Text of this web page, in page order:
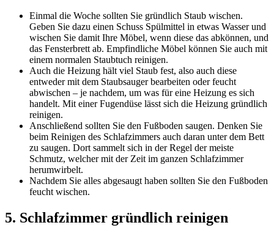
Einmal die Woche sollten Sie gründlich Staub wischen.
Geben Sie dazu einen Schuss Spülmittel in etwas Wasser und
wischen Sie damit Ihre Möbel, wenn diese das abkönnen, und
das Fensterbrett ab. Empfindliche Möbel können Sie auch mit
einem normalen Staubtuch reinigen.
Auch die Heizung hält viel Staub fest, also auch diese
entweder mit dem Staubsauger bearbeiten oder feucht
abwischen – je nachdem, um was für eine Heizung es sich
handelt. Mit einer Fugendüse lässt sich die Heizung gründlich
reinigen.
Anschließend sollten Sie den Fußboden saugen. Denken Sie
beim Reinigen des Schlafzimmers auch daran unter dem Bett
zu saugen. Dort sammelt sich in der Regel der meiste
Schmutz, welcher mit der Zeit im ganzen Schlafzimmer
herumwirbelt.
Nachdem Sie alles abgesaugt haben sollten Sie den Fußboden
feucht wischen.
5. Schlafzimmer gründlich reinigen